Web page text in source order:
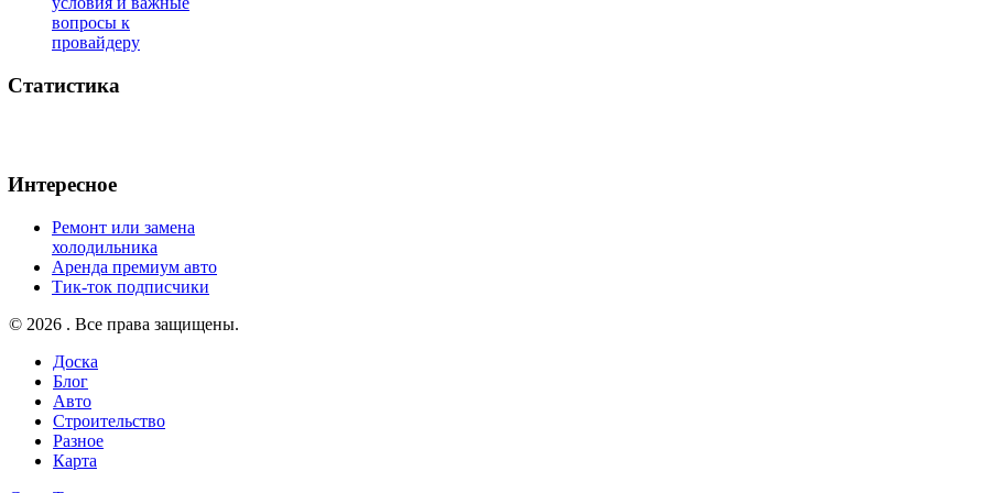
вопросы к
провайдеру
Статистика
Интересное
Ремонт или замена
холодильника
Аренда премиум авто
Тик-ток подписчики
© 2026 . Все права защищены.
Доска
Блог
Авто
Строительство
Разное
Карта